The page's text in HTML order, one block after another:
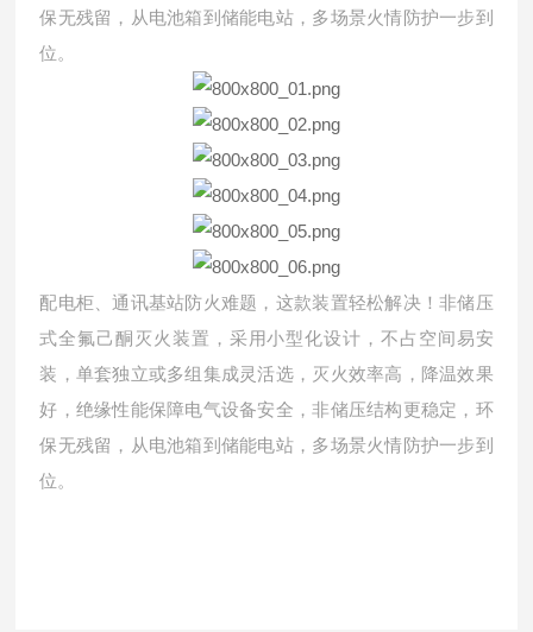
保无残留，从电池箱到储能电站，多场景火情防护一步到
位。
配电柜、通讯基站防火难题，这款装置轻松解决！非储压
式全氟己酮灭火装置，采用小型化设计，不占空间易安
装，单套独立或多组集成灵活选，灭火效率高，降温效果
好，绝缘性能保障电气设备安全，非储压结构更稳定，环
保无残留，从电池箱到储能电站，多场景火情防护一步到
位。